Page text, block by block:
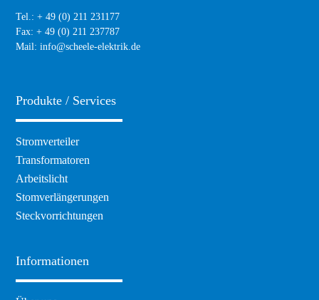
Tel.: + 49 (0) 211 231177
Fax: + 49 (0) 211 237787
Mail:info@scheele-elektrik.de
Produkte / Services
Navigation
überspringen
Stromverteiler
Transformatoren
Arbeitslicht
Stomverlängerungen
Steckvorrichtungen
Informationen